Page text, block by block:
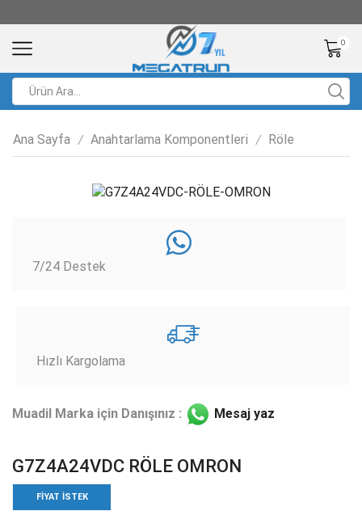
0
Ana Sayfa / Anahtarlama Komponentleri / Röle
7/24 Destek
Hızlı Kargolama
Muadil Marka için Danışınız : Mesaj yaz
G7Z4A24VDC RÖLE OMRON
FIYAT ISTEK